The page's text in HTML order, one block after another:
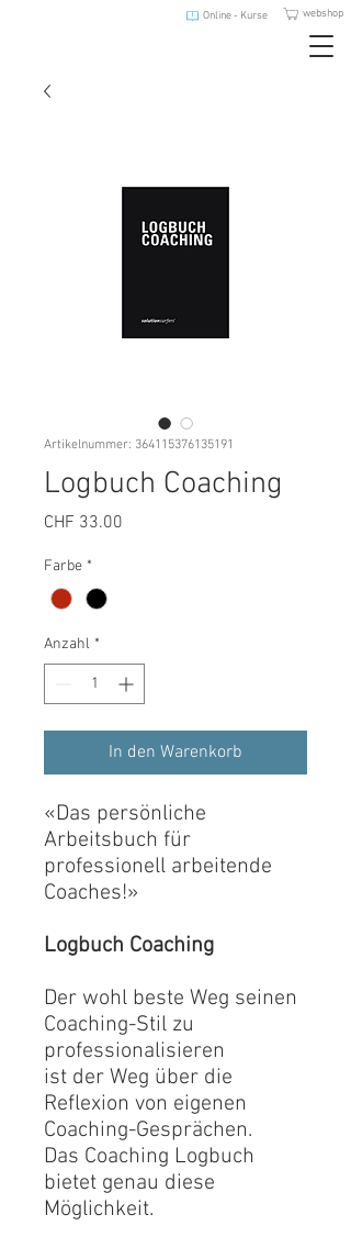
webshop
Online - Kurse
Artikelnummer: 364115376135191
Logbuch Coaching
CHF 33.00
Farbe *
Anzahl *
In den Warenkorb
«Das persönliche
Arbeitsbuch für
professionell arbeitende
Coaches!»
Logbuch Coaching
Der wohl beste Weg seinen
Coaching-Stil zu
professionalisieren
ist der Weg über die
Reflexion von eigenen
Coaching-Gesprächen.
Das Coaching Logbuch
bietet genau diese
Möglichkeit.